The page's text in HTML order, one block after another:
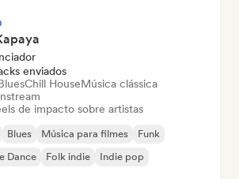
enviados
Chill HouseMúsica clássica
de impacto sobre artistas
Blues Música para filmes
Funk
Dance Folk indie Indie pop